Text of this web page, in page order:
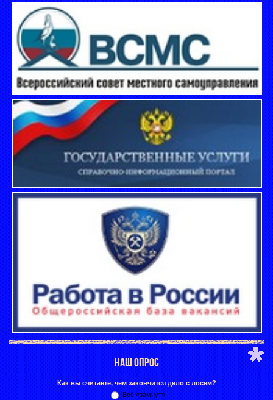
НАШ ОПРОС
Как вы считаете, чем закончится дело с лосем?
Всё «замнут»